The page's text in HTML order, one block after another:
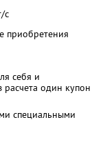
с
приобретения
себя и
расчета один купон
специальными